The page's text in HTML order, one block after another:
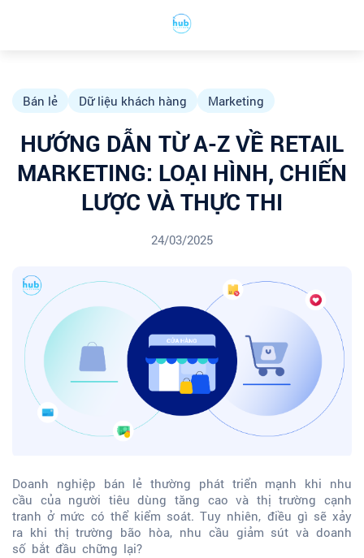
Bán lẻ Dữ liệu khách hàng Marketing
HƯỚNG DẪN TỪ A-Z VỀ RETAIL
MARKETING: LOẠI HÌNH, CHIẾN
LƯỢC VÀ THỰC THI
24/03/2025
Doanh nghiệp bán lẻ thường phát triển mạnh khi nhu
cầu của người tiêu dùng tăng cao và thị trường cạnh
tranh ở mức có thể kiểm soát. Tuy nhiên, điều gì sẽ xảy
ra khi thị trường bão hòa, nhu cầu giảm sút và doanh
số bắt đầu chững lại?